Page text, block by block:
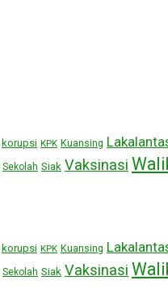
korupsi KPK Kuansing
Sekolah Siak Vaksinasi
korupsi KPK Kuansing
Sekolah Siak Vaksinasi